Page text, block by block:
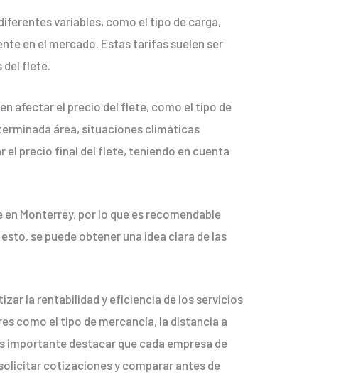
variables, como el tipo de carga,
en el mercado. Estas tarifas suelen ser
del flete.
afectar el precio del flete, como el tipo de
área, situaciones climáticas
el precio final del flete, teniendo en cuenta
Monterrey, por lo que es recomendable
se puede obtener una idea clara de las
la rentabilidad y eficiencia de los servicios
como el tipo de mercancía, la distancia a
importante destacar que cada empresa de
cotizaciones y comparar antes de